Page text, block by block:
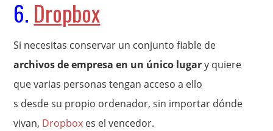
6. Dropbox
Si necesitas conservar un conjunto fiable de
archivos de empresa en un único lugary quiere
que varias personas tengan acceso a ello
s desde su propio ordenador, sin importar dónde
vivan, Dropbox es el vencedor.